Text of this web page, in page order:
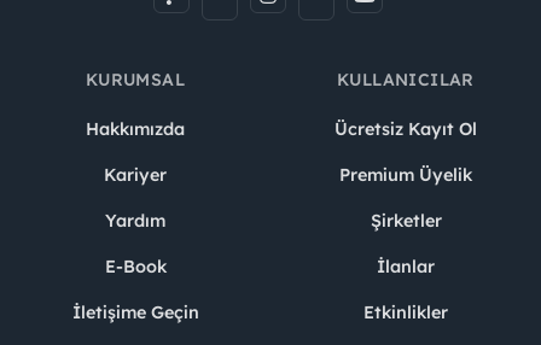
KURUMSAL
Hakkımızda
Kariyer
Yardım
E-Book
İletişime Geçin
KULLANICILAR
Ücretsiz Kayıt Ol
Premium Üyelik
Şirketler
İlanlar
Etkinlikler